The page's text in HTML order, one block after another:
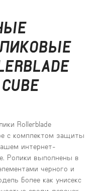
Rollerblade
с комплектом защиты
интернет-
Ролики выполнены в
черного и
более как унисекс